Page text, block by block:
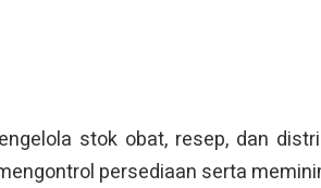
stok obat, resep, dan
persediaan serta